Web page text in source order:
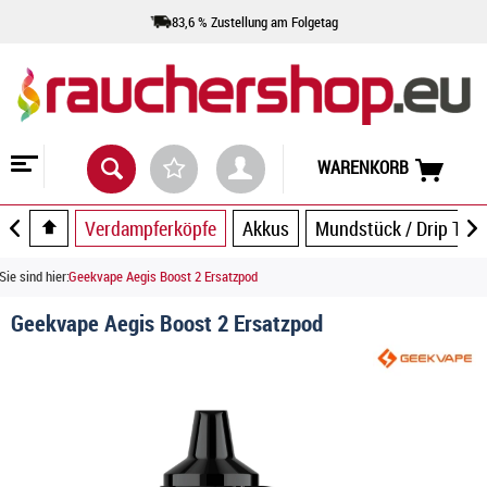
83,6 % Zustellung am Folgetag
WARENKORB
Verdampferköpfe Akkus Mundstück / Drip Tip
Sie sind hier:Geekvape Aegis Boost 2 Ersatzpod
Geekvape Aegis Boost 2 Ersatzpod